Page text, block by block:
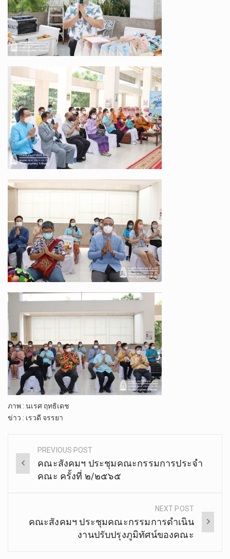
ภาพ​ : นเรศ​ ฤ​ทธิ​เดช
ข่าว​ : เรวดี​ จรรยา
Post
navigation
PREVIOUS POST
คณะสังคมฯ ประชุมคณะกรรมการประจำ
คณะ ครั้งที่ ๒/๒๕๖๕
NEXT POST
คณะ​สังคม​ฯ ​ประชุมคณะกรรมการดำเนิน
งานปรับปรุงภูมิทัศน์ของคณะ